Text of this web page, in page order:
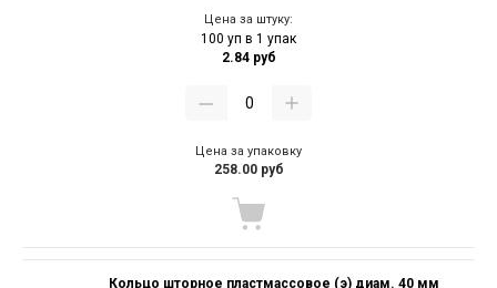
Цена за штуку:
100 уп в 1 упак
2.84 руб
Цена за упаковку
258.00 руб
Кольцо шторное пластмассовое (э) диам. 40 мм